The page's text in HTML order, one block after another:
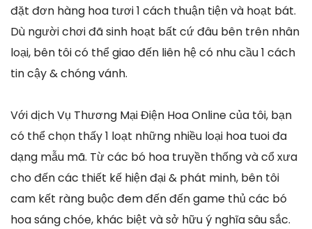
đặt đơn hàng hoa tươi 1 cách thuận tiện và hoạt bát.
Dù người chơi đã sinh hoạt bất cứ đâu bên trên nhân
loại, bên tôi có thể giao đến liên hệ có nhu cầu 1 cách
tin cậy & chóng vánh.
Với dịch Vụ Thương Mại Điện Hoa Online của tôi, bạn
có thể chọn thấy 1 loạt những nhiều loại hoa tuoi đa
dạng mẫu mã. Từ các bó hoa truyền thống và cổ xưa
cho đến các thiết kế hiện đại & phát minh, bên tôi
cam kết ràng buộc đem đến đến game thủ các bó
hoa sáng chóe, khác biệt và sở hữu ý nghĩa sâu sắc.